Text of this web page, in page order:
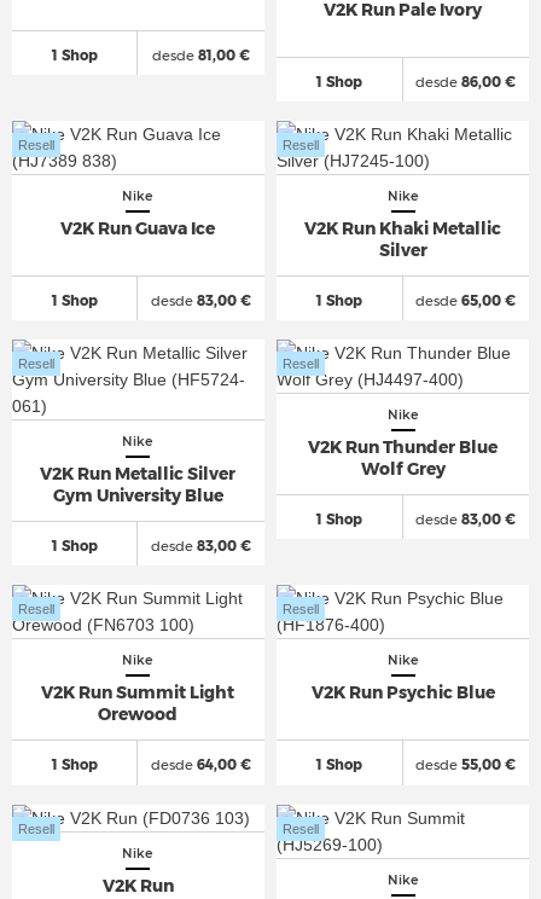
1 Shop desde81,00 €
V2K Run Pale Ivory
1 Shop desde 86,00 €
Nike
V2K Run Guava Ice
1 Shop
Resell
desde83,00 €
Nike
V2K Run Khaki Metallic
Silver
1 Shop
Resell
desde 65,00 €
Nike
V2K Run Metallic Silver
Gym University Blue
1 Shop
Resell
desde83,00 €
Nike
V2K Run Thunder Blue
Wolf Grey
1 Shop
Resell
desde 83,00 €
Nike
V2K Run Summit Light
Orewood
1 Shop
Resell
desde64,00 €
Nike
V2K Run Psychic Blue
1 Shop
Resell
desde 55,00 €
Nike
V2K Run
Resell
Nike
Resell